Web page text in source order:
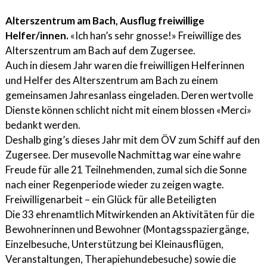
Alterszentrum am Bach, Ausflug freiwillige
Helfer/innen.«Ich han’s sehr gnosse!» Freiwillige des
Alterszentrum am Bach auf dem Zugersee.
Auch in diesem Jahr waren die freiwilligen Helferinnen
und Helfer des Alterszentrum am Bach zu einem
gemeinsamen Jahresanlass eingeladen. Deren wertvolle
Dienste können schlicht nicht mit einem blossen «Merci»
bedankt werden.
Deshalb ging’s dieses Jahr mit dem ÖV zum Schiff auf den
Zugersee. Der musevolle Nachmittag war eine wahre
Freude für alle 21 Teilnehmenden, zumal sich die Sonne
nach einer Regenperiode wieder zu zeigen wagte.
Freiwilligenarbeit – ein Glück für alle Beteiligten
Die 33 ehrenamtlich Mitwirkenden an Aktivitäten für die
Bewohnerinnen und Bewohner (Montags­spazier­gänge,
Einzelbesuche, Unterstützung bei Kleinausflügen,
Veranstaltungen, Therapiehunde­besuche) sowie die